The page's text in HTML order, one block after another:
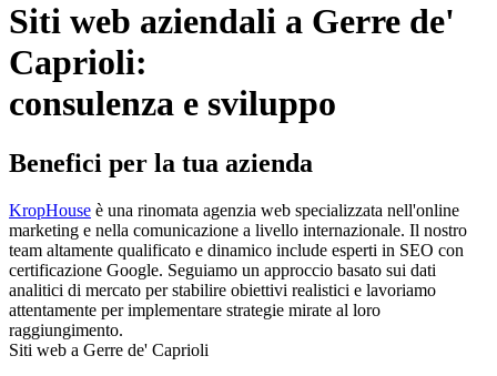
Siti web aziendali a Gerre de'
Caprioli:
consulenza e sviluppo
Benefici per la tua azienda
KropHouse è una rinomata agenzia web specializzata nell'online
marketing e nella comunicazione a livello internazionale. Il nostro
team altamente qualificato e dinamico include esperti in SEO con
certificazione Google. Seguiamo un approccio basato sui dati
analitici di mercato per stabilire obiettivi realistici e lavoriamo
attentamente per implementare strategie mirate al loro
raggiungimento.
Siti web a Gerre de' Caprioli